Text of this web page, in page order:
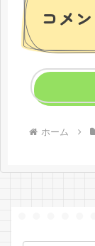
コメ
ホーム